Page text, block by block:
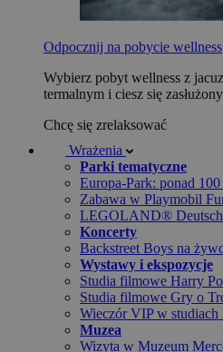
Odpocznij na pobycie wellness
Wybierz pobyt wellness z
termalnym i ciesz się
Chcę się zrelaksować
Wrażenia
Parki tematyczne
Europa-Park: ponad
Zabawa w Playmobil
LEGOLAND®
Koncerty
Backstreet Boys na
Wystawy i ekspozycje
Studia filmowe Harry
Studia filmowe Gry o
Wieczór VIP w studiach
Muzea
Wizyta w Muzeum